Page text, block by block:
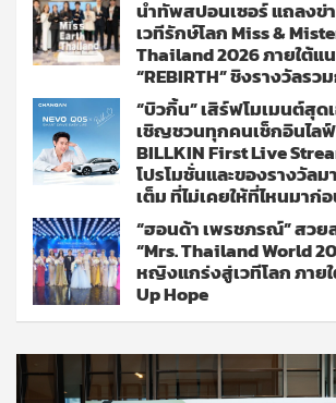
นำทัพสปอนเซอร์ แถลงข่
เวทีรักษ์โลก Miss &
Thailand 2026 ภายใต้แ
“REBIRTH” ชิงรางวัลรว
“บิวกิ้น” เสิร์ฟโมเมนต์สุ
เชิญชวนทุกคนเช็กอินไลฟ์
BILLKIN First Live
โปรโมชั่นและของรางวัล
เต็ม ที่ไม่เคยให้ที่ไหนมาก่
“ฮอนด้า เพรชภรณ์” สวย
“Mrs. Thailand World
หญิงแกร่งสู่เวทีโลก ภาย
Up Hope